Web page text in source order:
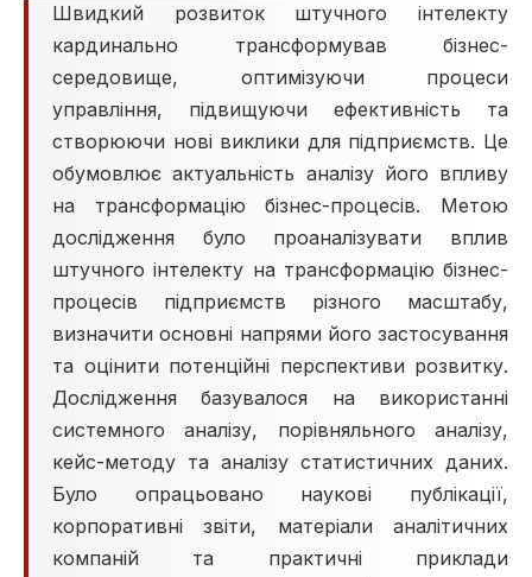
Швидкий розвиток штучного інтелекту
кардинально трансформував бізнес-
середовище, оптимізуючи процеси
управління, підвищуючи ефективність та
створюючи нові виклики для підприємств. Це
обумовлює актуальність аналізу його впливу
на трансформацію бізнес-процесів. Метою
дослідження було проаналізувати вплив
штучного інтелекту на трансформацію бізнес-
процесів підприємств різного масштабу,
визначити основні напрями його застосування
та оцінити потенційні перспективи розвитку.
Дослідження базувалося на використанні
системного аналізу, порівняльного аналізу,
кейс-методу та аналізу статистичних даних.
Було опрацьовано наукові публікації,
корпоративні звіти, матеріали аналітичних
компаній та практичні приклади